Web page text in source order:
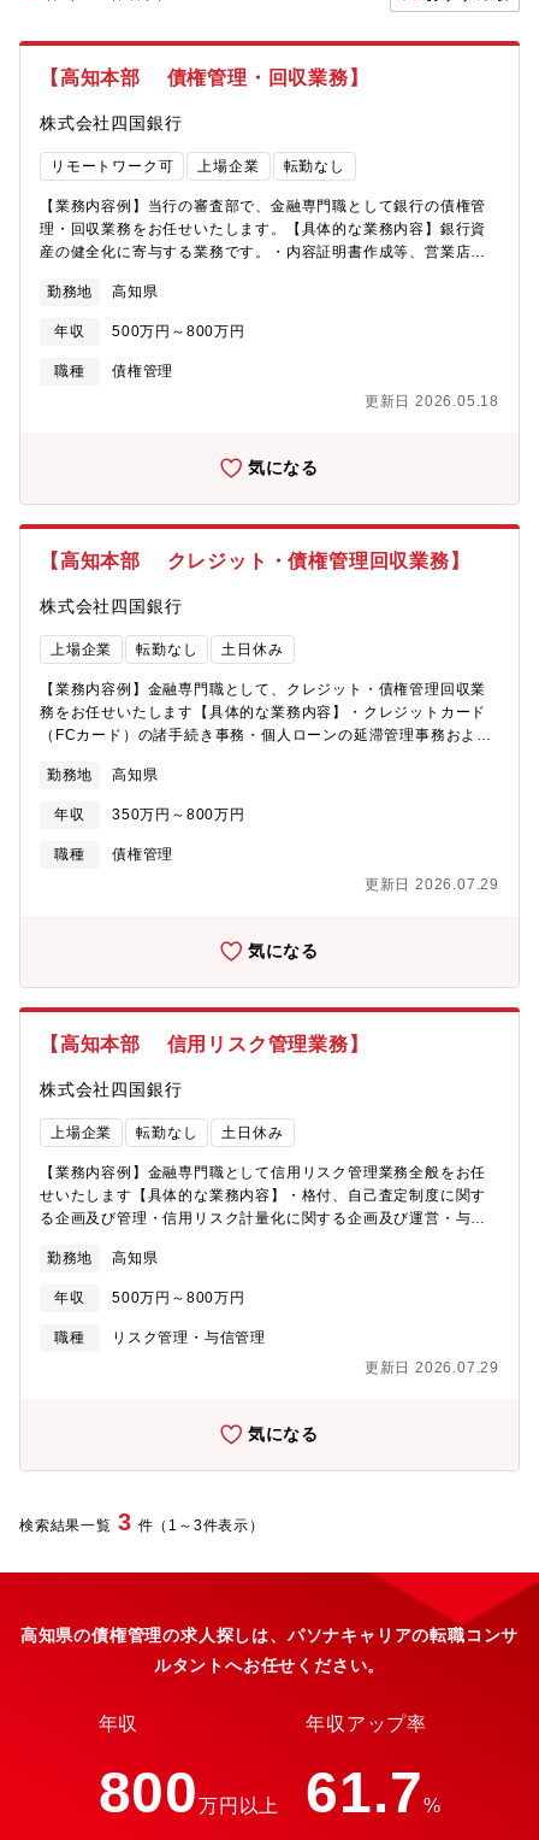
【高知本部 債権管理・回収業務】
株式会社四国銀行
リモートワーク可 上場企業 転勤なし
【業務内容例】当行の審査部で、金融専門職として銀行の債権管
理・回収業務をお任せいたします。【具体的な業務内容】銀行資
産の健全化に寄与する業務です。・内容証明書作成等、営業店実
方支援・管理・回収部門で管理しているデータの整備
勤務地 高知県
年収 500万円～800万円
職種
債権管理
更新日 2026.05.18
気になる
【高知本部 クレジット・債権管理回収業務】
株式会社四国銀行
上場企業 転勤なし 土日休み
【業務内容例】金融専門職として、クレジット・債権管理回収業
務をお任せいたします【具体的な業務内容】・クレジットカード
（FCカード）の諸手続き事務・個人ローンの延滞管理事務および
勤務地
高知県
年収 350万円～800万円
職種
債権管理
更新日 2026.07.29
気になる
【高知本部 信用リスク管理業務】
株式会社四国銀行
上場企業 転勤なし 土日休み
【業務内容例】金融専門職として信用リスク管理業務全般をお任
せいたします【具体的な業務内容】・格付、自己査定制度に関す
る企画及び管理・信用リスク計量化に関する企画及び運営・与信
勤務地
高知県
年収 500万円～800万円
職種
リスク管理・与信管理
更新日 2026.07.29
気になる
検索結果一覧 3 件（1～3件表示）
高知県の債権管理の求人探しは、パソナキャリアの転職コンサ
ルタントへお任せください。
年収
800万円以上
年収アップ率
61.7%